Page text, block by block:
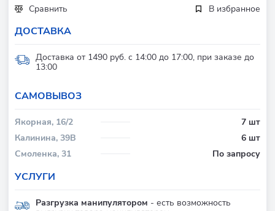
Сравнить
В избранное
ДОСТАВКА
Доставка от 1490 руб. с 14:00 до 17:00, при заказе до
13:00
CАМОВЫВОЗ
Якорная, 16/2
7 шт
Калинина, 39В
6 шт
Смоленка, 31
По запросу
УСЛУГИ
Разгрузка манипулятором - есть возможность